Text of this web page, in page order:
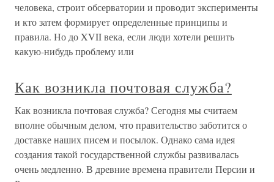
человека, строит обсерватории и проводит эксперименты
и кто затем формирует определенные принципы и
правила. Но до XVII века, если люди хотели решить
какую-нибудь проблему или
Как возникла почтовая служба?
Как возникла почтовая служба? Сегодня мы считаем
вполне обычным делом, что правительство заботится о
доставке наших писем и посылок. Однако сама идея
создания такой государственной службы развивалась
очень медленно. В древние времена правители Персии и